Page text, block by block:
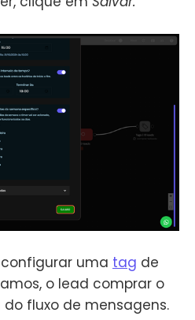
uma tag de
o lead comprar o
fluxo de mensagens.